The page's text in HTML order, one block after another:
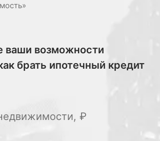
ваши возможности
брать ипотечный кредит
₽